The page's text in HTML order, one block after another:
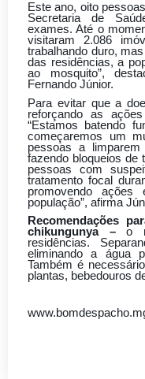
Este ano, oito
Secretaria de
exames. Até o
visitaram 2.086
trabalhando duro,
das residências, a
ao mosquito”,
Fernando Júnior.
Para evitar que a
reforçando as
“Estamos batendo
começaremos um
pessoas a
fazendo bloqueios de
pessoas com
tratamento focal
promovendo ações
população”, afirma
Recomendações
chikungunya–o
residências.
eliminando a água
Também é
plantas, bebedouros